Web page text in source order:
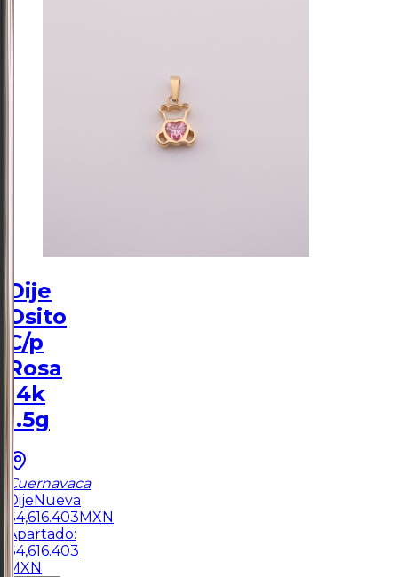
Dije
Osito
C/p
Rosa
14k
1.5g
Cuernavaca
DijeNueva
$4,616.403MXN
Apartado:
$4,616.403
MXN